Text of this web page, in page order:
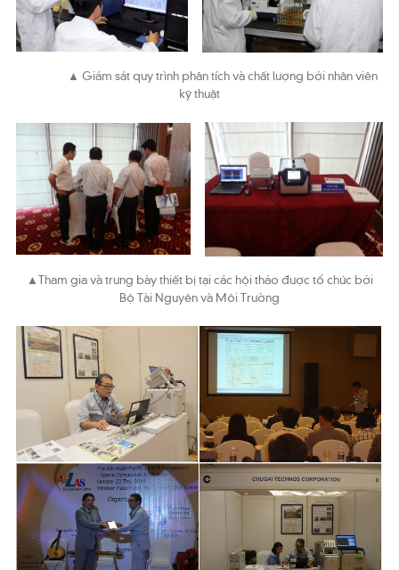
▲ Giám sát quy trình phân tích và chất lượng bởi nhân viên
kỹ thuật
▲Tham gia và trưng bày thiết bị tại các hội thảo được tổ chức bởi
Bộ Tài Nguyên và Môi Trường